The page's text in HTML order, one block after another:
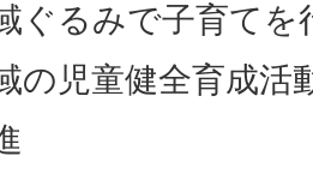
ぐるみで子育てを
の児童健全育成活